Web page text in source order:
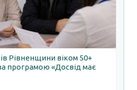
Рівненщини віком 50+
програмою «Досвід має